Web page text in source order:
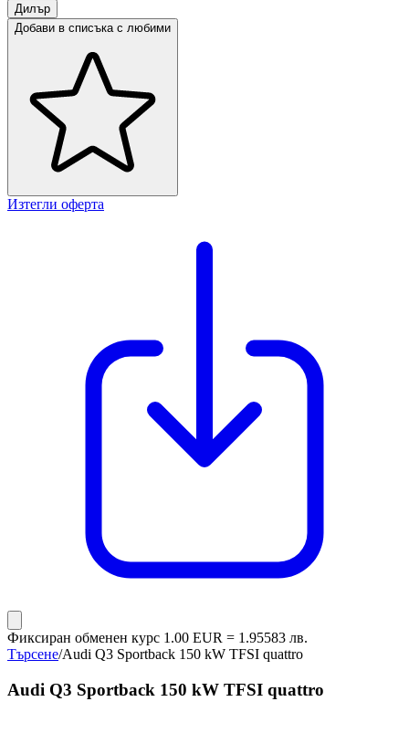
Дилър
Добави в списъка с любими
Изтегли оферта
Фиксиран обменен курс 1.00 EUR = 1.95583 лв.
Търсене/Audi Q3 Sportback 150 kW TFSI quattro
Audi Q3 Sportback 150 kW TFSI quattro